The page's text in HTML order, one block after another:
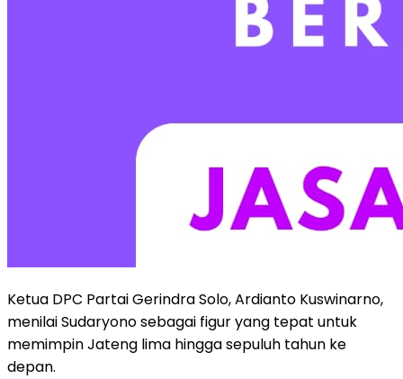
Ketua DPC Partai Gerindra Solo, Ardianto Kuswinarno,
menilai Sudaryono sebagai figur yang tepat untuk
memimpin Jateng lima hingga sepuluh tahun ke
depan.